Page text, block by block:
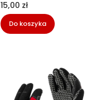
Cena
15,00 zł
Do koszyka